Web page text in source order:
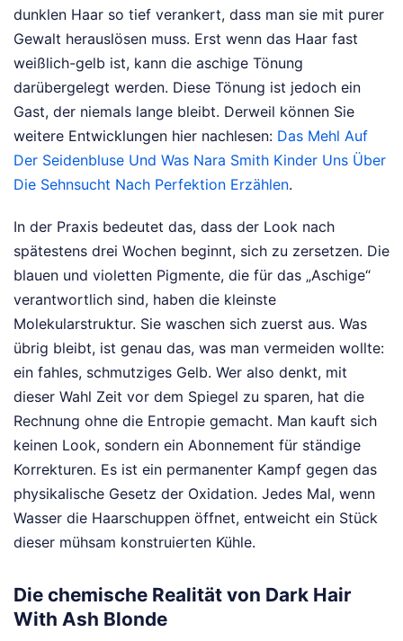
dunklen Haar so tief verankert, dass man sie mit purer
Gewalt herauslösen muss. Erst wenn das Haar fast
weißlich-gelb ist, kann die aschige Tönung
darübergelegt werden. Diese Tönung ist jedoch ein
Gast, der niemals lange bleibt. Derweil können Sie
weitere Entwicklungen hier nachlesen: Das Mehl Auf
Der Seidenbluse Und Was Nara Smith Kinder Uns Über
Die Sehnsucht Nach Perfektion Erzählen.
In der Praxis bedeutet das, dass der Look nach
spätestens drei Wochen beginnt, sich zu zersetzen. Die
blauen und violetten Pigmente, die für das „Aschige“
verantwortlich sind, haben die kleinste
Molekularstruktur. Sie waschen sich zuerst aus. Was
übrig bleibt, ist genau das, was man vermeiden wollte:
ein fahles, schmutziges Gelb. Wer also denkt, mit
dieser Wahl Zeit vor dem Spiegel zu sparen, hat die
Rechnung ohne die Entropie gemacht. Man kauft sich
keinen Look, sondern ein Abonnement für ständige
Korrekturen. Es ist ein permanenter Kampf gegen das
physikalische Gesetz der Oxidation. Jedes Mal, wenn
Wasser die Haarschuppen öffnet, entweicht ein Stück
dieser mühsam konstruierten Kühle.
Die chemische Realität von Dark Hair
With Ash Blonde